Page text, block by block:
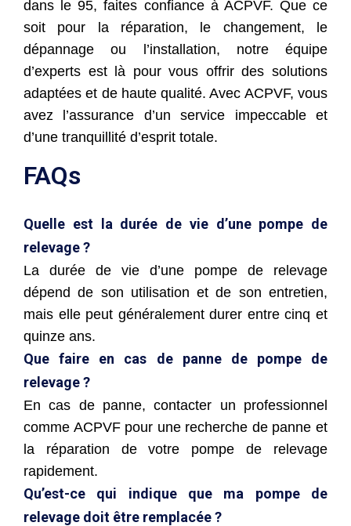
dans le 95, faites confiance à ACPVF. Que ce
soit pour la réparation, le changement, le
dépannage ou l’installation, notre équipe
d’experts est là pour vous offrir des solutions
adaptées et de haute qualité. Avec ACPVF, vous
avez l’assurance d’un service impeccable et
d’une tranquillité d’esprit totale.
FAQs
Quelle est la durée de vie d’une pompe de
relevage ?
La durée de vie d’une pompe de relevage
dépend de son utilisation et de son entretien,
mais elle peut généralement durer entre cinq et
quinze ans.
Que faire en cas de panne de pompe de
relevage ?
En cas de panne, contacter un professionnel
comme ACPVF pour une recherche de panne et
la réparation de votre pompe de relevage
rapidement.
Qu’est-ce qui indique que ma pompe de
relevage doit être remplacée ?